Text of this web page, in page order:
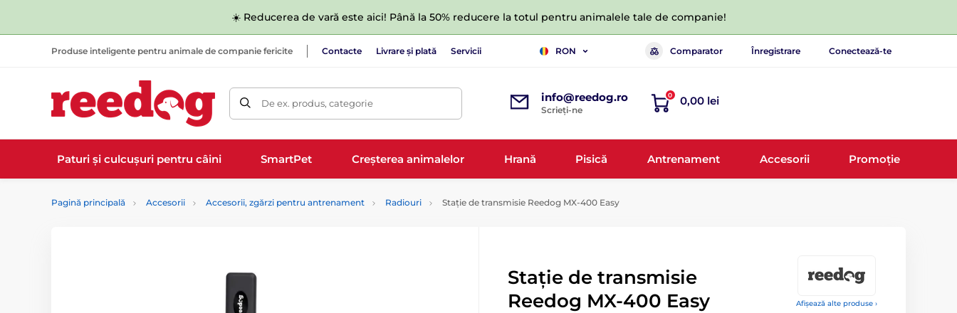
☀️ Reducerea de vară este aici! Până la 50% reducere la totul pentru animalele tale de companie!
Produse inteligente pentru animale de companie fericite Contacte Livrare și plată Servicii RON Comparator Înregistrare Conectează-te
De ex. produs, categorie info@reedog.ro
Scrieți-ne
0 0,00 lei
Paturi și culcușuri pentru câini SmartPet Creșterea animalelor Hrană Pisică Antrenament Accesorii Promoție
Pagină principală Accesorii Accesorii, zgărzi pentru antrenament Radiouri Stație de transmisie Reedog MX-400 Easy
Afișează alte produse ›
Stație de transmisie
Reedog MX-400 Easy